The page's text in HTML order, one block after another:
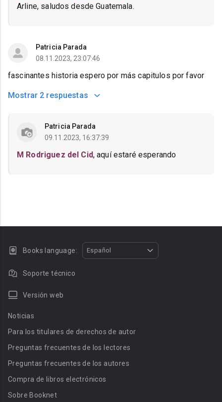
Arline, saludos desde Guatemala.
Patricia Parada
08.11.2023, 23:07:46
fascinantes historia espero por más capitulos por favor
Mostrar 2 respuestas
Patricia Parada
09.11.2023, 16:37:39
M Rodriguez del Cid, aquí estaré esperando
Books language: Español
Soporte técnico
Versión web
Noticias
Para los titulares de derechos de autor
Preguntas frecuentes de los lectores
Preguntas frecuentes de los autores
Compra de libros electrónicos
Sobre Booknet